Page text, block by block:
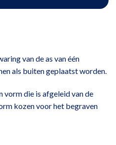
van de as van één
als buiten geplaatst worden.
vorm die is afgeleid van de
kozen voor het begraven